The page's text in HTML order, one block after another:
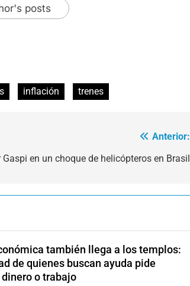
posts
inflación trenes
Anterior:
en un choque de helicópteros en Brasil
también llega a los templos:
de quienes buscan ayuda pide
o trabajo